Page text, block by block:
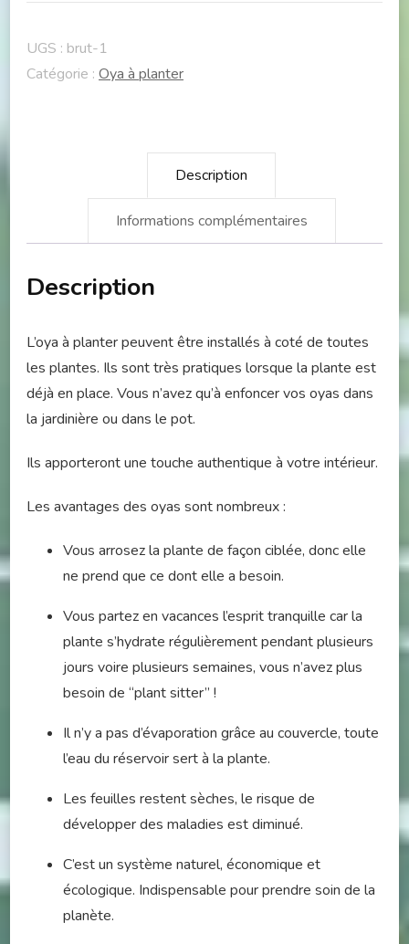
Personnalisé
UGS : brut-1
Catégorie : Oya à planter
Description
Informations complémentaires
Description
L’oya à planter peuvent être installés à coté de toutes
les plantes. Ils sont très pratiques lorsque la plante est
déjà en place. Vous n’avez qu’à enfoncer vos oyas dans
la jardinière ou dans le pot.
Ils apporteront une touche authentique à votre intérieur.
Les avantages des oyas sont nombreux :
Vous arrosez la plante de façon ciblée, donc elle
ne prend que ce dont elle a besoin.
Vous partez en vacances l’esprit tranquille car la
plante s’hydrate régulièrement pendant plusieurs
jours voire plusieurs semaines, vous n’avez plus
besoin de “plant sitter” !
Il n’y a pas d’évaporation grâce au couvercle, toute
l’eau du réservoir sert à la plante.
Les feuilles restent sèches, le risque de
développer des maladies est diminué.
C’est un système naturel, économique et
écologique. Indispensable pour prendre soin de la
planète.